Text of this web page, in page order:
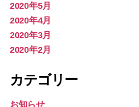
2020年5月
2020年4月
2020年3月
2020年2月
カテゴリー
お知らせ